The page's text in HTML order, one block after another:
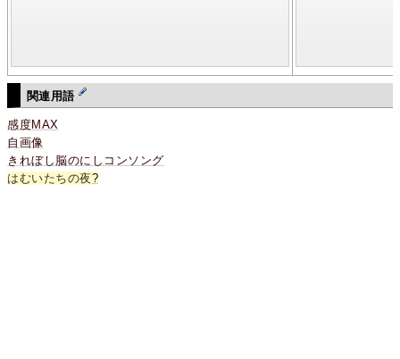
関連用語
感度MAX
自画像
きれぼし脳のにしコンソング
はむいたちの夜?